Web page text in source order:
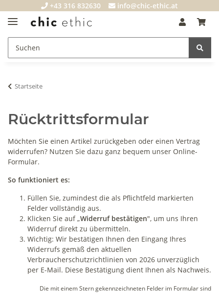
+43 316 832630 info@chic-ethic.at
Startseite
Rücktrittsformular
Möchten Sie einen Artikel zurückgeben oder einen Vertrag
widerrufen? Nutzen Sie dazu ganz bequem unser Online-
Formular.
So funktioniert es:
Füllen Sie, zumindest die als Pflichtfeld markierten
Felder vollständig aus.
Klicken Sie auf „Widerruf bestätigen", um uns Ihren
Widerruf direkt zu übermitteln.
Wichtig: Wir bestätigen Ihnen den Eingang Ihres
Widerrufs gemäß den aktuellen
Verbraucherschutzrichtlinien von 2026 unverzüglich
per E-Mail. Diese Bestätigung dient Ihnen als Nachweis.
Die mit einem Stern gekennzeichneten Felder im Formular sind